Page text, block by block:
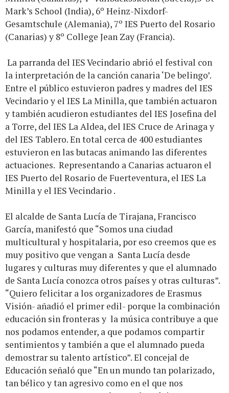
Mark’s School (India), 6º Heinz-Nixdorf-
Gesamtschule (Alemania), 7º IES Puerto del Rosario
(Canarias) y 8º College Jean Zay (Francia).
La parranda del IES Vecindario abrió el festival con
la interpretación de la canción canaria ‘De belingo’.
Entre el público estuvieron padres y madres del IES
Vecindario y el IES La Minilla, que también actuaron
y también acudieron estudiantes del IES Josefina del
a Torre, del IES La Aldea, del IES Cruce de Arinaga y
del IES Tablero. En total cerca de 400 estudiantes
estuvieron en las butacas animando las diferentes
actuaciones. Representando a Canarias actuaron el
IES Puerto del Rosario de Fuerteventura, el IES La
Minilla y el IES Vecindario .
El alcalde de Santa Lucía de Tirajana, Francisco
García, manifestó que “Somos una ciudad
multicultural y hospitalaria, por eso creemos que es
muy positivo que vengan a Santa Lucía desde
lugares y culturas muy diferentes y que el alumnado
de Santa Lucía conozca otros países y otras culturas”.
“Quiero felicitar a los organizadores de Erasmus
Visión- añadió el primer edil- porque la combinación
educación sin fronteras y la música contribuye a que
nos podamos entender, a que podamos compartir
sentimientos y también a que el alumnado pueda
demostrar su talento artístico”. El concejal de
Educación señaló que “En un mundo tan polarizado,
tan bélico y tan agresivo como en el que nos